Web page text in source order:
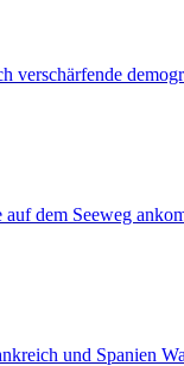
verschärfende
dem Seeweg
und Spanien